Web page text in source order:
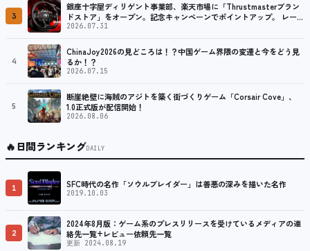
3
銀座十字屋ディリゲント事業部、楽天市場に「Thrustmasterブラン
ドストア」をオープン。記念キャンペーンでポイントアップ。 レーシ
ング／フライトシム向けコントローラーを中心に、幅広くラインナッ
2026.07.31
4
ChinaJoy2026の見どころは！？中国ゲーム界隈の変遷と今をどう見
るか！？
2026.07.15
5
断崖絶壁に海賊のアジトを築く街づくりゲーム「Corsair Cove」、
1.0正式版が配信開始！
2026.08.06
🔥日間ランキングDAILY
1 SFC時代の名作「ソウルブレイダー」は善悪の深みを描いた名作
2019.10.03
2
2024年8月版：ゲーム系のプレスリリースを受けているメディアの連
絡先一覧+レビュー依頼先一覧
更新 2024.08.19